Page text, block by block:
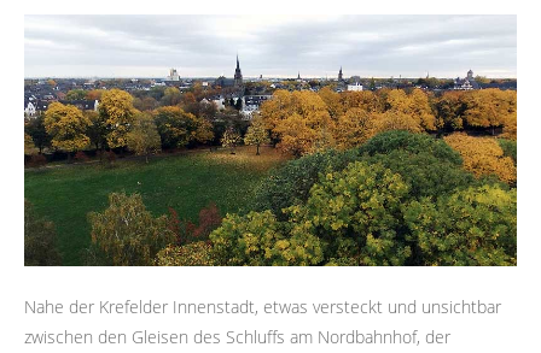
Nahe der Krefelder Innenstadt, etwas versteckt und unsichtbar
zwischen den Gleisen des Schluffs am Nordbahnhof, der